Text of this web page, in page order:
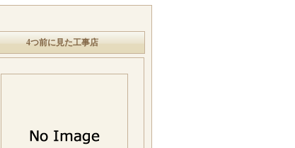
4つ前に見た工事店